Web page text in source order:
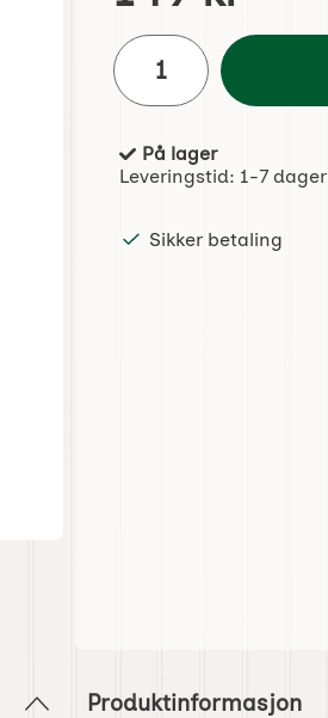
antall
Produkttilgjengelighet:
På lager
Leveringstid: 1-7 dager
Sikker betaling
Produktinformasjon